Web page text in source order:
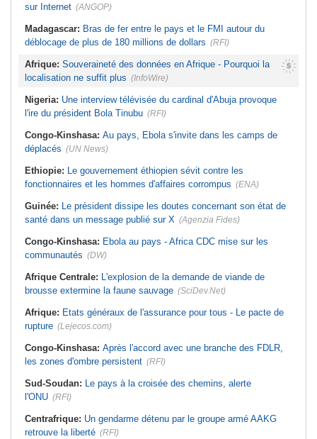
sur Internet (ANGOP)
Madagascar: Bras de fer entre le pays et le FMI autour du
déblocage de plus de 180 millions de dollars (RFI)
Afrique: Souveraineté des données en Afrique - Pourquoi la
localisation ne suffit plus (InfoWire)
Nigeria: Une interview télévisée du cardinal d'Abuja provoque
l'ire du président Bola Tinubu (RFI)
Congo-Kinshasa: Au pays, Ebola s'invite dans les camps de
déplacés (UN News)
Ethiopie: Le gouvernement éthiopien sévit contre les
fonctionnaires et les hommes d'affaires corrompus (ENA)
Guinée: Le président dissipe les doutes concernant son état de
santé dans un message publié sur X (Agenzia Fides)
Congo-Kinshasa: Ebola au pays - Africa CDC mise sur les
communautés (DW)
Afrique Centrale: L'explosion de la demande de viande de
brousse extermine la faune sauvage (SciDev.Net)
Afrique: Etats généraux de l'assurance pour tous - Le pacte de
rupture (Lejecos.com)
Congo-Kinshasa: Après l'accord avec une branche des FDLR,
les zones d'ombre persistent (RFI)
Sud-Soudan: Le pays à la croisée des chemins, alerte
l'ONU (RFI)
Centrafrique: Un gendarme détenu par le groupe armé AAKG
retrouve la liberté (RFI)